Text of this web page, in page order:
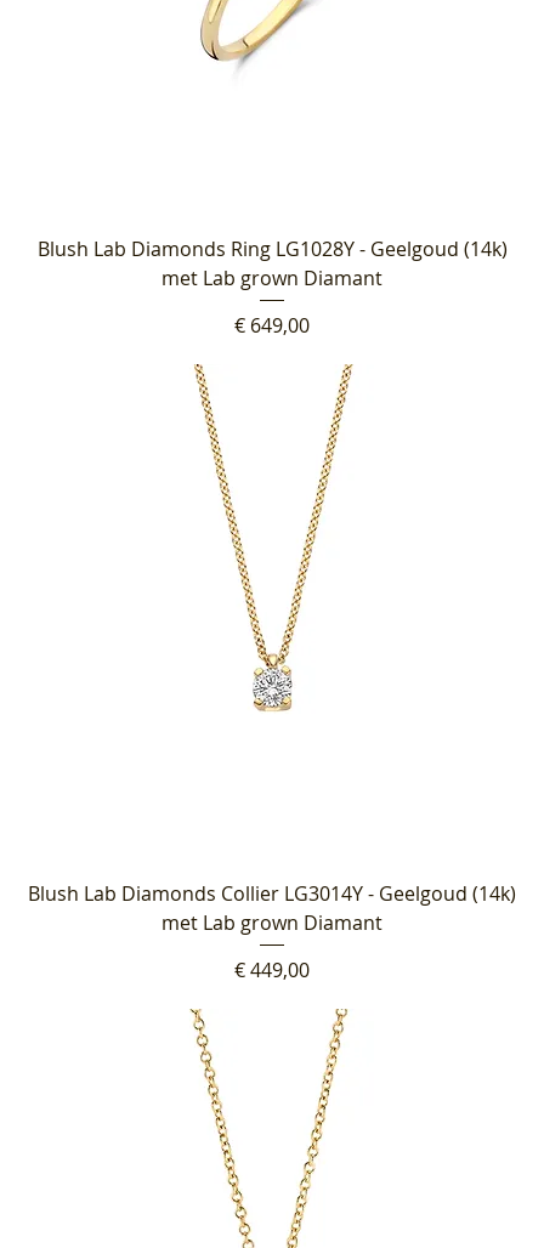
Blush Lab Diamonds Ring LG1028Y - Geelgoud (14k)
met Lab grown Diamant
Prijs
€ 649,00
Blush Lab Diamonds Collier LG3014Y - Geelgoud (14k)
met Lab grown Diamant
Prijs
€ 449,00